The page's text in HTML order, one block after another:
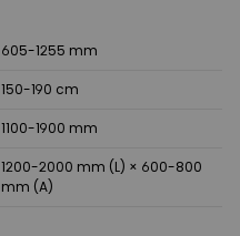
605-1255 mm
150-190 cm
1100-1900 mm
1200-2000 mm (L) × 600-800
mm (A)